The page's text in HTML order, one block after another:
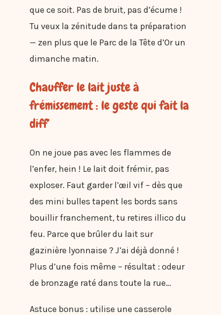
que ce soit. Pas de bruit, pas d’écume !
Tu veux la zénitude dans ta préparation
— zen plus que le Parc de la Tête d’Or un
dimanche matin.
Chauffer le lait juste à
frémissement : le geste qui fait la
diff’
On ne joue pas avec les flammes de
l’enfer, hein ! Le lait doit frémir, pas
exploser. Faut garder l’œil vif – dès que
des mini bulles tapent les bords sans
bouillir franchement, tu retires illico du
feu. Parce que brûler du lait sur
gazinière lyonnaise ? J’ai déjà donné !
Plus d’une fois même – résultat : odeur
de bronzage raté dans toute la rue…
Astuce bonus : utilise une casserole